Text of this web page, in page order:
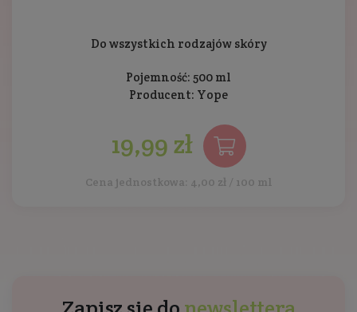
Do wszystkich rodzajów skóry
Pojemność: 500 ml
Producent: Yope
19,99 zł
Cena jednostkowa: 4,00 zł / 100 ml